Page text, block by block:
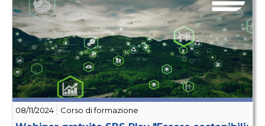
08/11/2024 Corso di formazione